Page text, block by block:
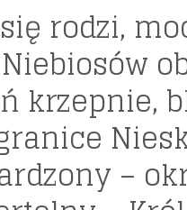
rodzi,
krzepnie,
–